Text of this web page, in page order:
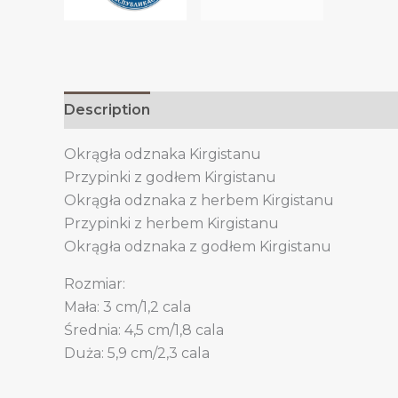
Description
Okrągła odznaka Kirgistanu
Przypinki z godłem Kirgistanu
Okrągła odznaka z herbem Kirgistanu
Przypinki z herbem Kirgistanu
Okrągła odznaka z godłem Kirgistanu
Rozmiar:
Mała: 3 cm/1,2 cala
Średnia: 4,5 cm/1,8 cala
Duża: 5,9 cm/2,3 cala